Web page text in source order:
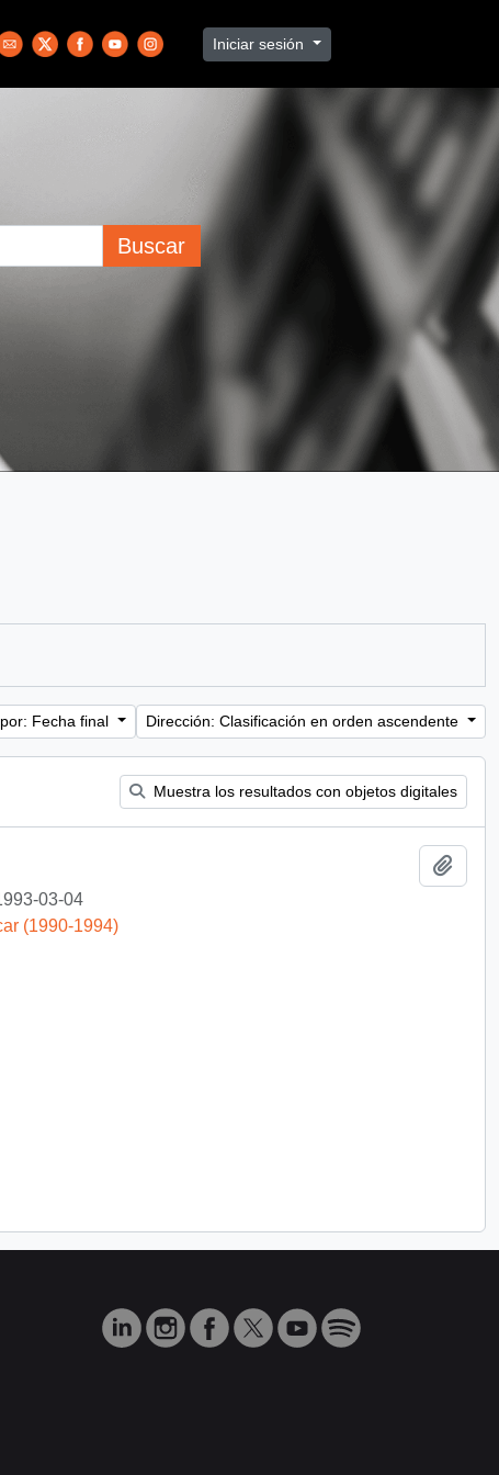
Iniciar sesión
Buscar
Fecha final Dirección: Clasificación en orden ascendente
Muestra los resultados con objetos digitales
03-04
(1990-1994)